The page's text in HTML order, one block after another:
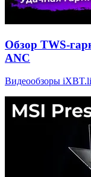
Обзор TWS-
ANC
Видеообзоры